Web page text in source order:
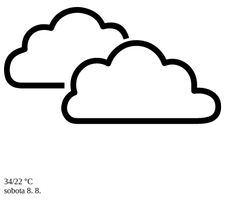
34/22 °C
sobota 8. 8.